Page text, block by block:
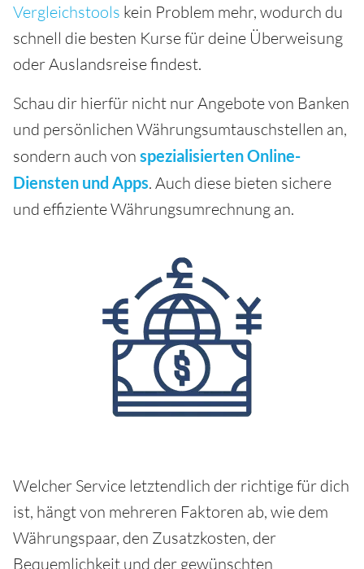
Vergleichstools kein Problem mehr, wodurch du
schnell die besten Kurse für deine Überweisung
oder Auslandsreise findest.
Schau dir hierfür nicht nur Angebote von Banken
und persönlichen Währungsumtauschstellen an,
sondern auch von spezialisierten Online-
Diensten und Apps. Auch diese bieten sichere
und effiziente Währungsumrechnung an.
Welcher Service letztendlich der richtige für dich
ist, hängt von mehreren Faktoren ab, wie dem
Währungspaar, den Zusatzkosten, der
Bequemlichkeit und der gewünschten